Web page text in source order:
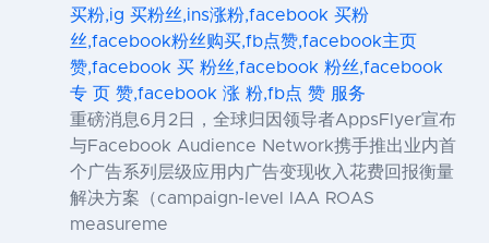
买粉,ig 买粉丝,ins涨粉,facebook 买粉
丝,facebook粉丝购买,fb点赞,facebook主页
赞,facebook 买 粉丝,facebook 粉丝,facebook
专 页 赞,facebook 涨 粉,fb点 赞 服务
重磅消息6月2日，全球归因领导者AppsFlyer宣布
与Facebook Audience Network携手推出业内首
个广告系列层级应用内广告变现收入花费回报衡量
解决方案（campaign-level IAA ROAS
measureme